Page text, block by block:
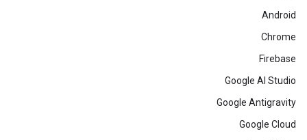
Android
Chrome
Firebase
Google AI Studio
Google Antigravity
Google Cloud